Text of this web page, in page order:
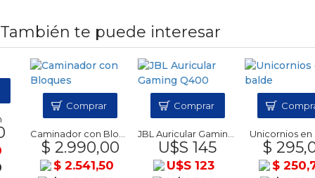
También te puede interesar
Caminador con Bloques
$ 2.990,00
$ 2.541,50
Comprar
JBL Auricular Gaming Q400
U$S 145
U$S 123
Comprar
Unicornios en
$ 295,00
$ 250,75
Comprar